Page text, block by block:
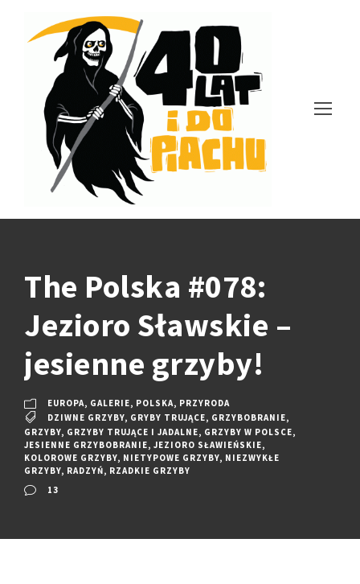
The Polska #078:
Jezioro Sławskie –
jesienne grzyby!
EUROPA, GALERIE, POLSKA, PRZYRODA
DZIWNE GRZYBY, GRYBY TRUJĄCE, GRZYBOBRANIE,
GRZYBY, GRZYBY TRUJĄCE I JADALNE, GRZYBY W POLSCE,
JESIENNE GRZYBOBRANIE, JEZIORO SŁAWIEŃSKIE,
KOLOROWE GRZYBY, NIETYPOWE GRZYBY, NIEZWYKŁE
GRZYBY, RADZYŃ, RZADKIE GRZYBY
13